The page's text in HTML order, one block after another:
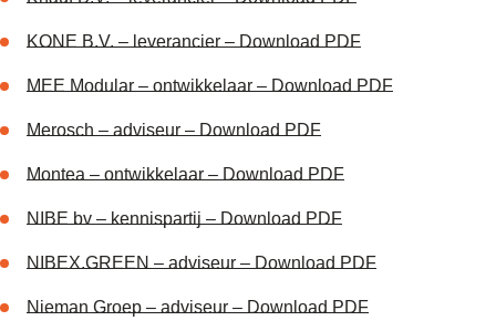
KONE B.V. – leverancier – Download PDF
MEE Modular – ontwikkelaar – Download PDF
Merosch – adviseur – Download PDF
Montea – ontwikkelaar – Download PDF
NIBE bv – kennispartij – Download PDF
NIBEX.GREEN – adviseur – Download PDF
Nieman Groep – adviseur – Download PDF